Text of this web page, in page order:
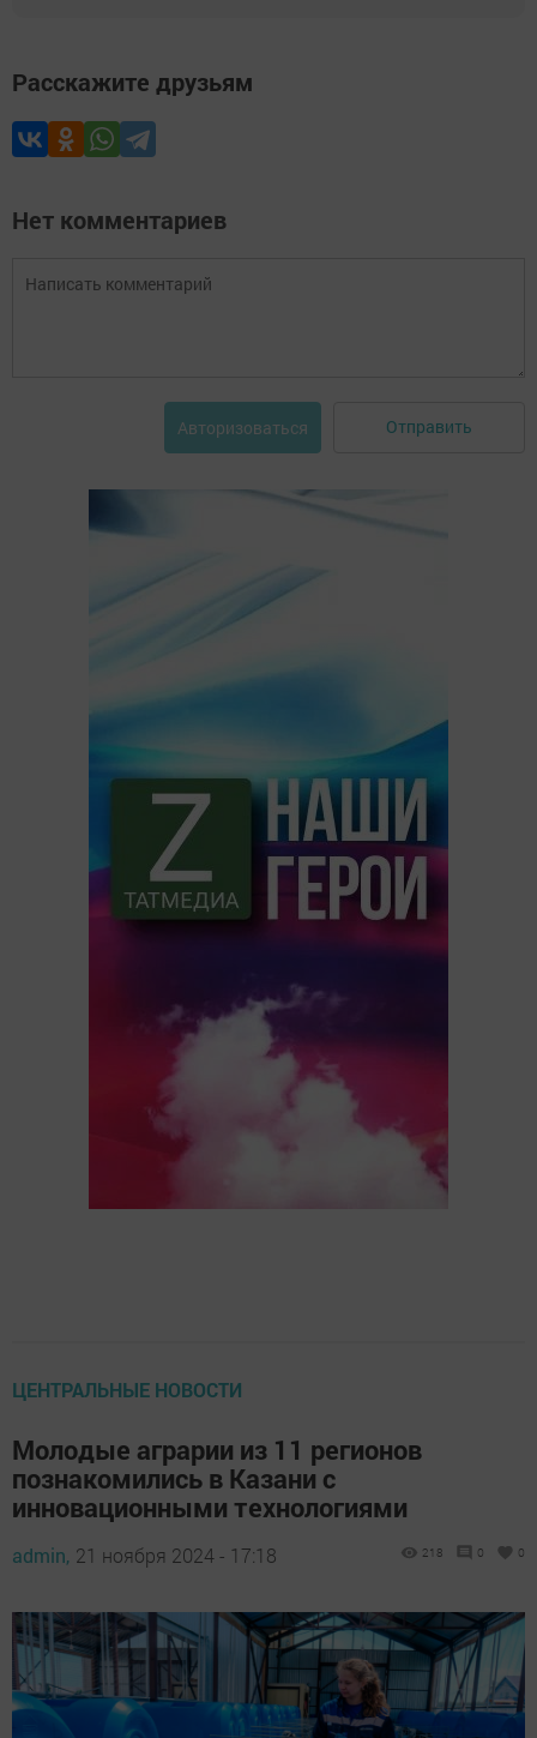
Расскажите друзьям
Нет комментариев
Авторизоваться Отправить
ЦЕНТРАЛЬНЫЕ НОВОСТИ
Молодые аграрии из 11 регионов
познакомились в Казани с
инновационными технологиями
admin, 21 ноября 2024 - 17:18 218 0 0